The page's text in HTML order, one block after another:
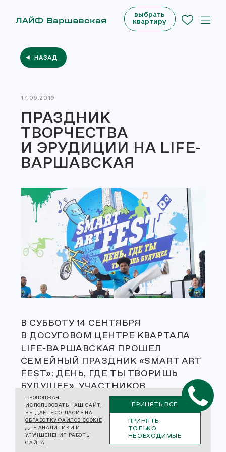
НАЗАД
17.09.2019
ПРАЗДНИК
ТВОРЧЕСТВА
И ЭРУДИЦИИ НА LIFE-
ВАРШАВСКАЯ
В СУББОТУ 14 СЕНТЯБРЯ
В ДОСУГОВОМ ЦЕНТРЕ КВАРТАЛА
LIFE-ВАРШАВСКАЯ ПРОШЕЛ
СЕМЕЙНЫЙ ПРАЗДНИК «SMART ART
FEST»: ДЕНЬ, ГДЕ ТЫ ТВОРИШЬ
БУДУЩЕЕ». УЧАСТНИКОВ
МЕРОПРИЯТИЯ ОЖИДАЛО
МНОЖЕСТВО ИНТЕРЕСНЫХ SMART-
АКТИВНОСТЕЙ. ОНИ РИСОВАЛИ
ЦИФРОВЫМИ 3D-РУЧКАМИ,
выбрать
квартиру
ПРОДОЛЖАЯ
ИСПОЛЬЗОВАТЬ НАШ САЙТ,
ВЫ ДАЕТЕ СОГЛАСИЕ НА
ОБРАБОТКУ ФАЙЛОВ COOKIE
ДЛЯ АНАЛИТИКИ И
УЛУЧШЕНЕНИЯ РАБОТЫ
САЙТА.
ПРИНЯТЬ ВСЕ
ПРИНЯТЬ
ТОЛЬКО
НЕОБХОДИМЫЕ